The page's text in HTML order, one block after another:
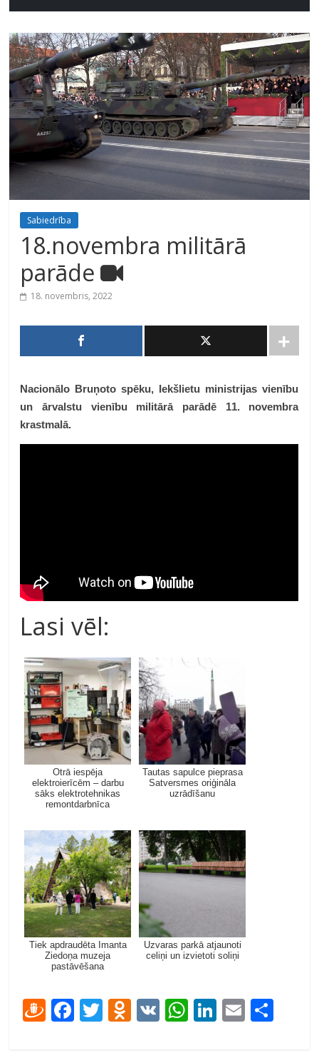
Sabiedrība
18.novembra militārā
parāde
18. novembris, 2022
Nacionālo Bruņoto spēku, Iekšlietu ministrijas vienību
un ārvalstu vienību militārā parādē 11. novembra
krastmalā.
Lasi vēl:
Otrā iespēja
elektroierīcēm – darbu
sāks elektrotehnikas
remontdarbnīca
Tautas sapulce pieprasa
Satversmes oriģināla
uzrādīšanu
Tiek apdraudēta Imanta
Ziedoņa muzeja
pastāvēšana
Uzvaras parkā atjaunoti
celiņi un izvietoti soliņi
D
ra
F
ac
T
w
O
d
V
K
W
h
Li
n
E
m